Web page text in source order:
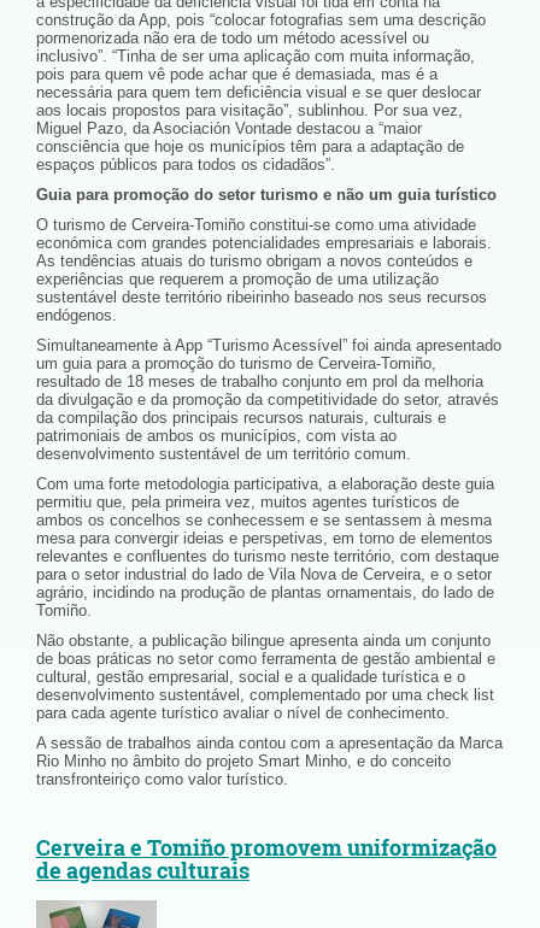
construção da App, pois “colocar fotografias sem uma descrição
pormenorizada não era de todo um método acessível ou
inclusivo”. “Tinha de ser uma aplicação com muita informação,
pois para quem vê pode achar que é demasiada, mas é a
necessária para quem tem deficiência visual e se quer deslocar
aos locais propostos para visitação”, sublinhou. Por sua vez,
Miguel Pazo, da Asociación Vontade destacou a “maior
consciência que hoje os municípios têm para a adaptação de
espaços públicos para todos os cidadãos”.
Guia para promoção do setor turismo e não um guia turístico
O turismo de Cerveira-Tomiño constitui-se como uma atividade
económica com grandes potencialidades empresariais e laborais.
As tendências atuais do turismo obrigam a novos conteúdos e
experiências que requerem a promoção de uma utilização
sustentável deste território ribeirinho baseado nos seus recursos
endógenos.
Simultaneamente à App “Turismo Acessível” foi ainda apresentado
um guia para a promoção do turismo de Cerveira-Tomiño,
resultado de 18 meses de trabalho conjunto em prol da melhoria
da divulgação e da promoção da competitividade do setor, através
da compilação dos principais recursos naturais, culturais e
patrimoniais de ambos os municípios, com vista ao
desenvolvimento sustentável de um território comum.
Com uma forte metodologia participativa, a elaboração deste guia
permitiu que, pela primeira vez, muitos agentes turísticos de
ambos os concelhos se conhecessem e se sentassem à mesma
mesa para convergir ideias e perspetivas, em torno de elementos
relevantes e confluentes do turismo neste território, com destaque
para o setor industrial do lado de Vila Nova de Cerveira, e o setor
agrário, incidindo na produção de plantas ornamentais, do lado de
Tomiño.
Não obstante, a publicação bilingue apresenta ainda um conjunto
de boas práticas no setor como ferramenta de gestão ambiental e
cultural, gestão empresarial, social e a qualidade turística e o
desenvolvimento sustentável, complementado por uma check list
para cada agente turístico avaliar o nível de conhecimento.
A sessão de trabalhos ainda contou com a apresentação da Marca
Rio Minho no âmbito do projeto Smart Minho, e do conceito
transfronteiriço como valor turístico.
Cerveira e Tomiño promovem uniformização
de agendas culturais